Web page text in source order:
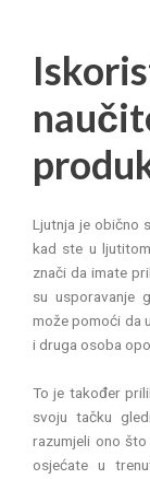
Ljutnja je obično
kad ste u
znači da imate
su usporavanje
može pomoći da
i druga osoba
To je također
svoju tačku
razumjeli ono
osjećate u